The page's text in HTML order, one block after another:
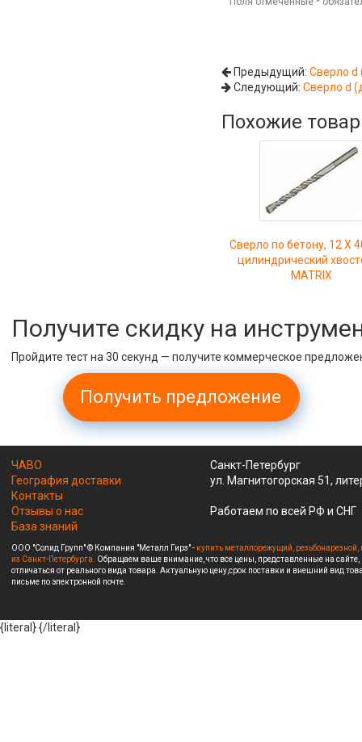
Предыдущий:Сверло d
Следующий:Сверло d
Похожие
Сверло по бетону, 12 Х
цилиндрический
MATRIX
Получите скидку на
Пройдите тест на 30 секунд — получите коммерческое
Получить предложение
ЧАВО
География доставки
Контакты
Отзывы о нас
База знаний
Санкт-Петербург
ул. Магнитогорская 51,
Работаем по всей РФ и СНГ
ООО "Солид Групп" © Компания "Металл Гирз" - купить металлорежущий,
из Санкт-Петербурга. Обращаем ваше внимание, что все цены, представленные на
отличаться от реального вида товара. Актуальную цену,срок поставки и внешний вид
письме по электронной почте.
{literal}{/literal}